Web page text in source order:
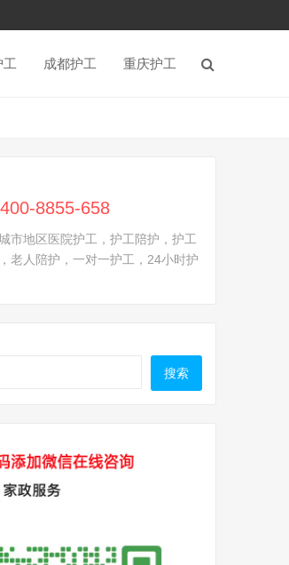
工 成都护工 重庆护工
8855-658
市地区医院护工，护工陪护，护工
老人陪护，一对一护工，24小时护
搜索